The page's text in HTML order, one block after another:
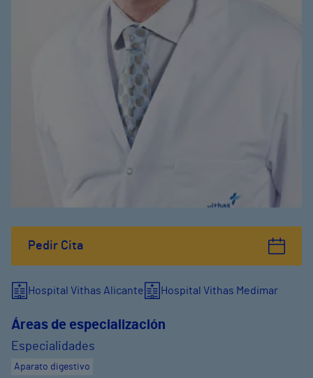
Pedir Cita
Hospital Vithas Alicante Hospital Vithas Medimar
Áreas de especialización
Especialidades
Aparato digestivo